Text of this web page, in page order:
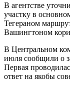
В агентстве
участку в
Тегераном
Вашингтоном
В Центральном
июля сообщили о
Первая
ответ на якобы